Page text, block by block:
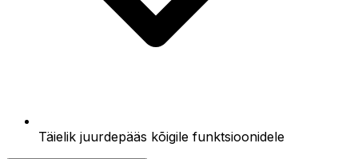
Täielik juurdepääs kõigile funktsioonidele